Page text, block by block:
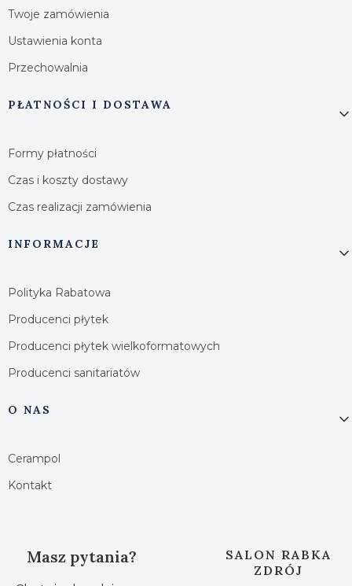
Twoje zamówienia
Ustawienia konta
Przechowalnia
PŁATNOŚCI I DOSTAWA
Formy płatności
Czas i koszty dostawy
Czas realizacji zamówienia
INFORMACJE
Polityka Rabatowa
Producenci płytek
Producenci płytek wielkoformatowych
Producenci sanitariatów
O NAS
Cerampol
Kontakt
Masz pytania?
SALON RABKA
ZDRÓJ